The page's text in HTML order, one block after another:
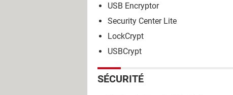
USB Encryptor
Security Center Lite
LockCrypt
USBCrypt
SÉCURITÉ